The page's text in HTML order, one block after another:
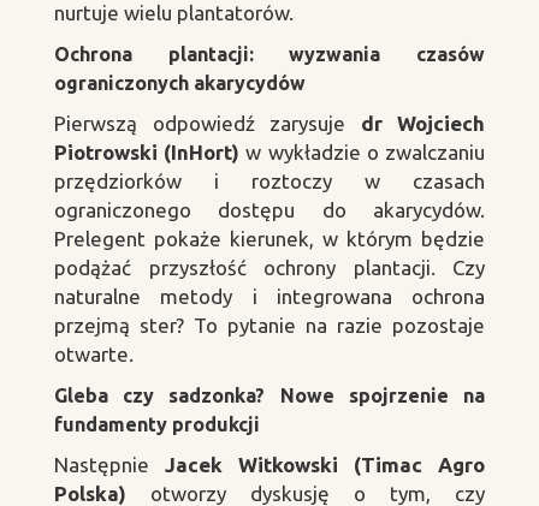
nurtuje wielu plantatorów.
Ochrona plantacji: wyzwania czasów
ograniczonych akarycydów
Pierwszą odpowiedź zarysuje dr Wojciech
Piotrowski (InHort) w wykładzie o zwalczaniu
przędziorków i roztoczy w czasach
ograniczonego dostępu do akarycydów.
Prelegent pokaże kierunek, w którym będzie
podążać przyszłość ochrony plantacji. Czy
naturalne metody i integrowana ochrona
przejmą ster? To pytanie na razie pozostaje
otwarte.
Gleba czy sadzonka? Nowe spojrzenie na
fundamenty produkcji
Następnie Jacek Witkowski (Timac Agro
Polska) otworzy dyskusję o tym, czy